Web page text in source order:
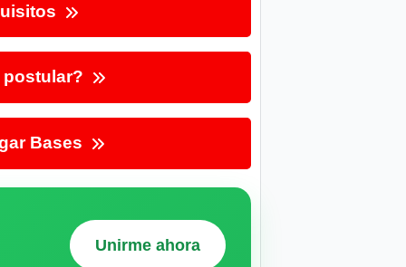
postular?
Bases
Unirme ahora